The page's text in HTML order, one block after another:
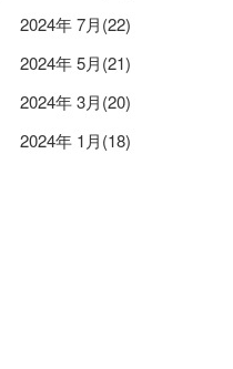
2024年 7月(22)
2024年 5月(21)
2024年 3月(20)
2024年 1月(18)